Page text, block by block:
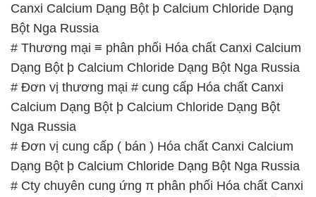
Canxi Calcium Dạng Bột þ Calcium Chloride Dạng
Bột Nga Russia
# Thương mại ≡ phân phối Hóa chất Canxi Calcium
Dạng Bột þ Calcium Chloride Dạng Bột Nga Russia
# Đơn vị thương mại # cung cấp Hóa chất Canxi
Calcium Dạng Bột þ Calcium Chloride Dạng Bột
Nga Russia
# Đơn vị cung cấp ( bán ) Hóa chất Canxi Calcium
Dạng Bột þ Calcium Chloride Dạng Bột Nga Russia
# Cty chuyên cung ứng π phân phối Hóa chất Canxi